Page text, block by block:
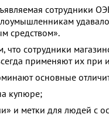
средством».
что сотрудники
применяют их при
основные
купюре;
и метки для людей с